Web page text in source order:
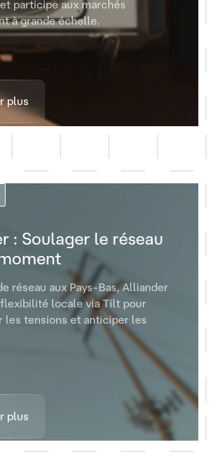
participe aux marchés
à grande échelle.
plus
: Soulager le réseau
réseau aux Pays-Bas, Alliander
locale via Tilt pour
les tensions et anticiper les
plus